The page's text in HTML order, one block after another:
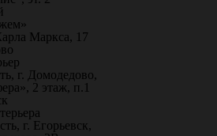
Маркса, 17
г. Домодедово,
2 этаж, п.1
г. Егорьевск,